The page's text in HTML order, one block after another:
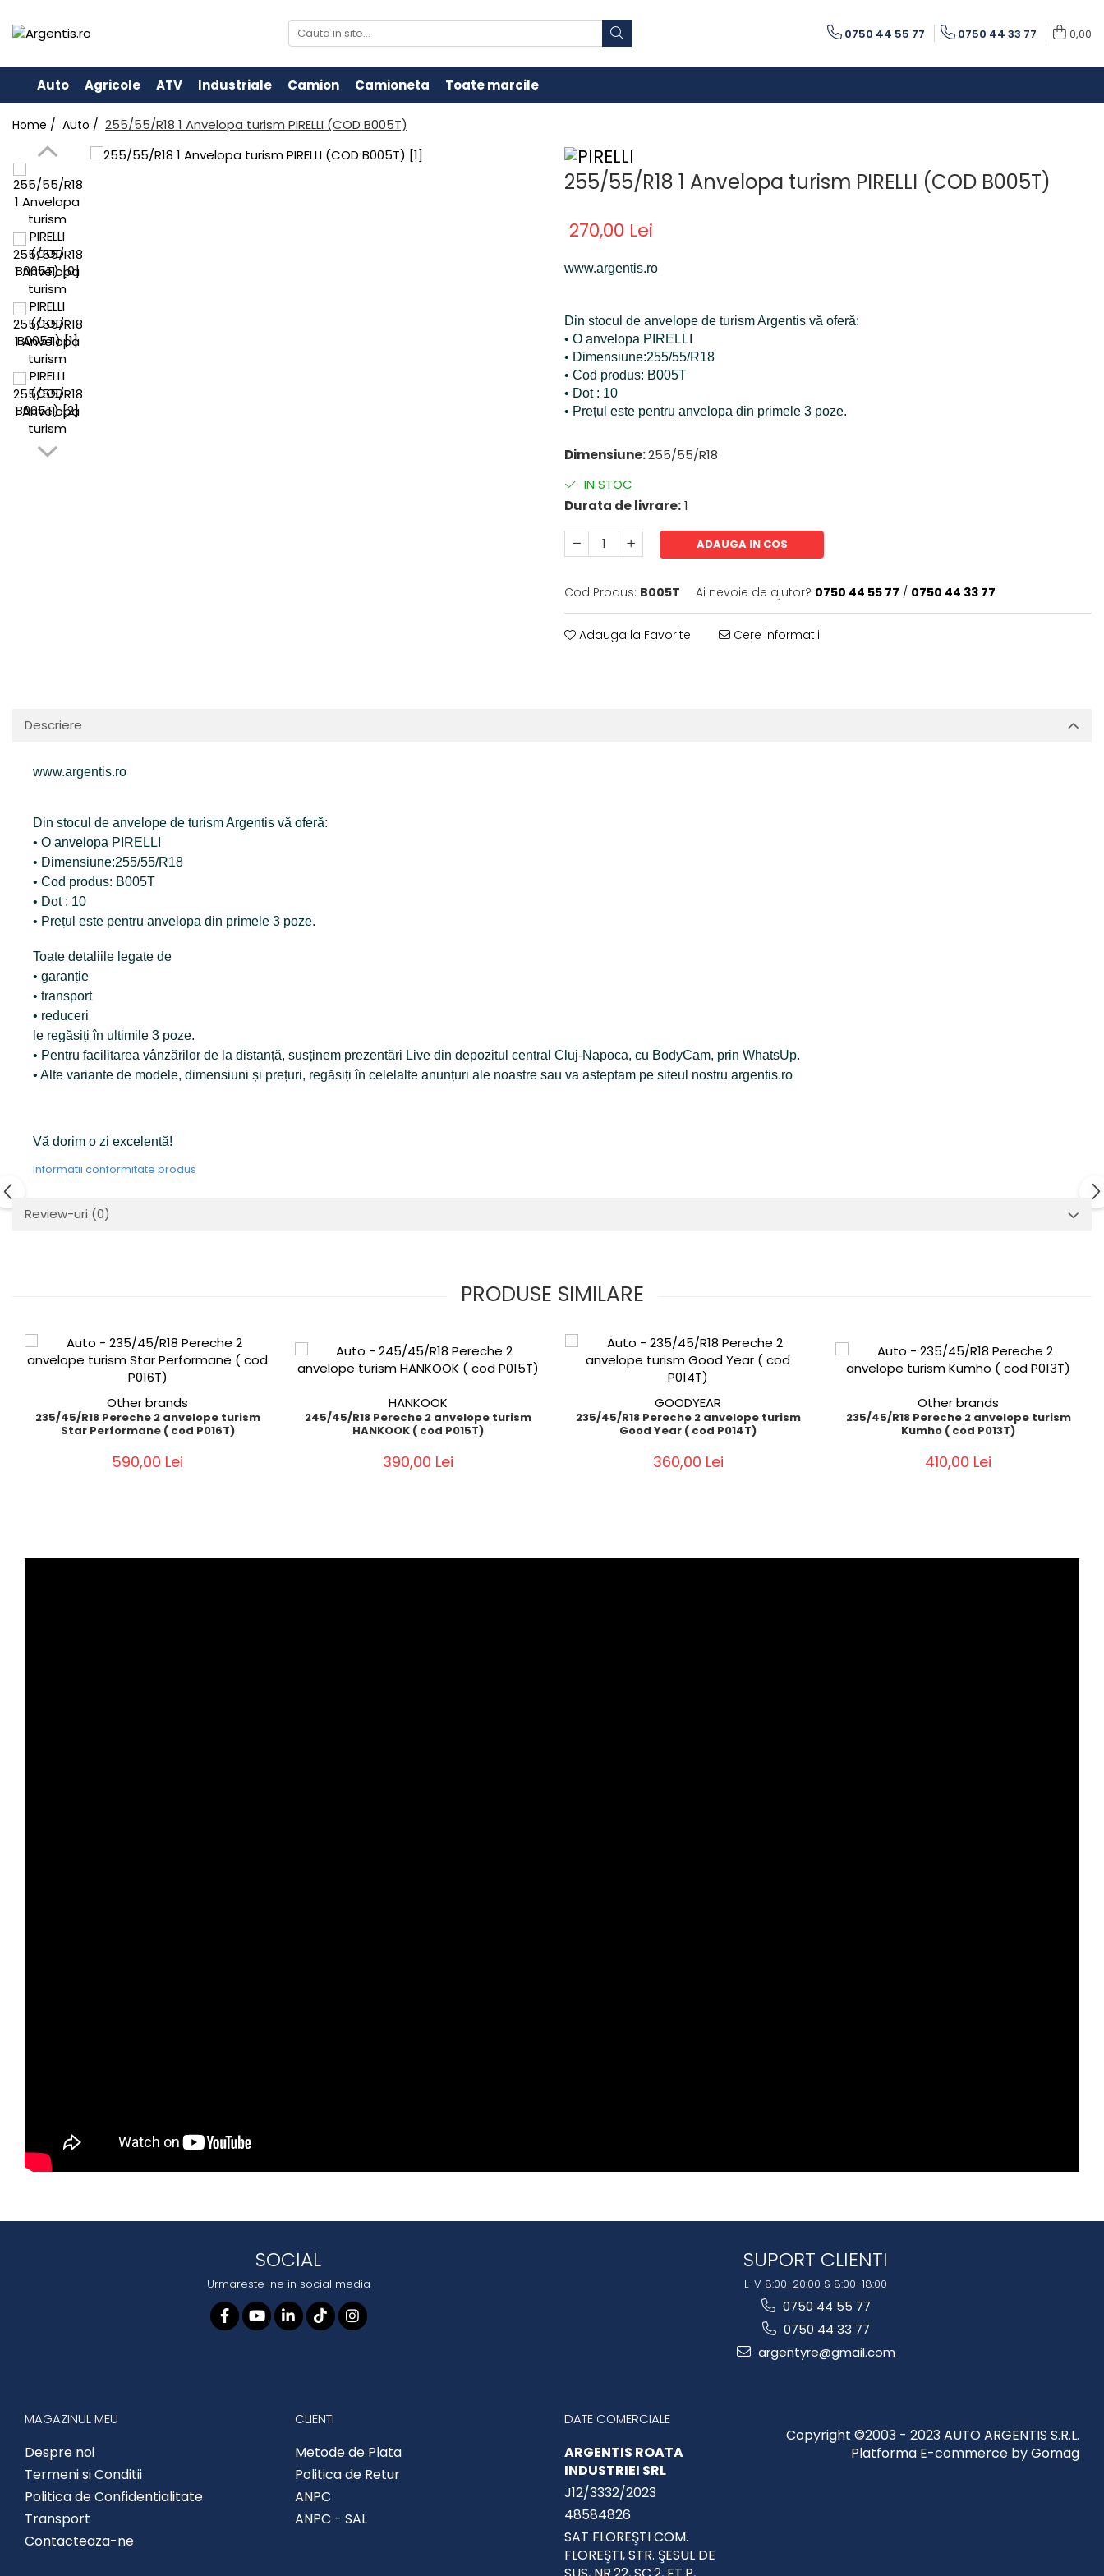
0750 44 55 77 0750 44 33 77 0,00
Auto Agricole ATV Industriale Camion Camioneta Toate marcile
Home / Auto / 255/55/R18 1 Anvelopa turism PIRELLI (COD B005T)
255/55/R18 1 Anvelopa turism PIRELLI (COD B005T)
270,00 Lei
www.argentis.ro
Din stocul de anvelope de turism Argentis vă oferă:
• O anvelopa PIRELLI
• Dimensiune:255/55/R18
• Cod produs: B005T
• Dot : 10
• Prețul este pentru anvelopa din primele 3 poze.
Dimensiune:255/55/R18
IN STOC
Durata de livrare:1
ADAUGA IN COS
Cod Produs: B005T Ai nevoie de ajutor? 0750 44 55 77 / 0750 44 33 77
Adauga la Favorite Cere informatii
Descriere
www.argentis.ro
Din stocul de anvelope de turism Argentis vă oferă:
• O anvelopa PIRELLI
• Dimensiune:255/55/R18
• Cod produs: B005T
• Dot : 10
• Prețul este pentru anvelopa din primele 3 poze.
Toate detaliile legate de
• garanție
• transport
• reduceri
le regăsiți în ultimile 3 poze.
• Pentru facilitarea vânzărilor de la distanță, susținem prezentări Live din depozitul central Cluj-Napoca, cu BodyCam, prin WhatsUp.
• Alte variante de modele, dimensiuni și prețuri, regăsiți în celelalte anunțuri ale noastre sau va asteptam pe siteul nostru argentis.ro
Vă dorim o zi excelentă!
Informatii conformitate produs
Review-uri (0)
PRODUSE SIMILARE
Other brands
235/45/R18 Pereche 2 anvelope turism
Star Performane ( cod P016T)
590,00 Lei
HANKOOK
245/45/R18 Pereche 2 anvelope turism
HANKOOK ( cod P015T)
390,00 Lei
GOODYEAR
235/45/R18 Pereche 2 anvelope turism
Good Year ( cod P014T)
360,00 Lei
Other brands
235/45/R18 Pereche 2 anvelope turism
Kumho ( cod P013T)
410,00 Lei
SOCIAL
Urmareste-ne in social media
SUPORT CLIENTI
L-V 8:00-20:00 S 8:00-18:00
0750 44 55 77
0750 44 33 77
argentyre@gmail.com
MAGAZINUL MEU
Despre noi
Termeni si Conditii
Politica de Confidentialitate
Transport
Contacteaza-ne
CLIENTI
Metode de Plata
Politica de Retur
ANPC
ANPC - SAL
DATE COMERCIALE
ARGENTIS ROATA
INDUSTRIEI SRL
J12/3332/2023
48584826
SAT FLOREŞTI COM.
FLOREŞTI, STR. ŞESUL DE
Copyright ©2003 - 2023 AUTO ARGENTIS S.R.L.
Platforma E-commerce by Gomag